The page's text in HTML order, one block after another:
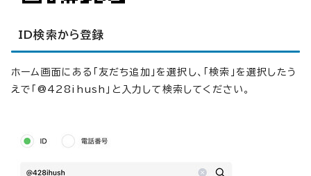
ID検索から登録
ホーム画面にある「友だち追加」を選択し、「検索」を選択したう
えで「@428ihush」と入力して検索してください。